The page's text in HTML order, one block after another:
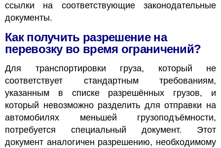
ссылки на соответствующие законодательные
документы.
Как получить разрешение на
перевозку во время ограничений?
Для транспортировки груза, который не
соответствует стандартным требованиям,
указанным в списке разрешённых грузов, и
который невозможно разделить для отправки на
автомобилях меньшей грузоподъёмности,
потребуется специальный документ. Этот
документ аналогичен разрешению, необходимому